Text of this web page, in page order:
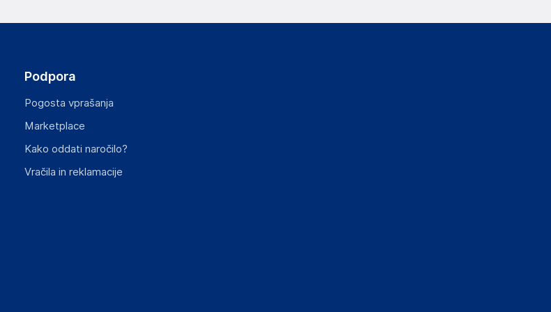
predpisi.
ključne varnostne
Podpora
Pogosta vprašanja
Marketplace
Kako oddati naročilo?
Vračila in reklamacije